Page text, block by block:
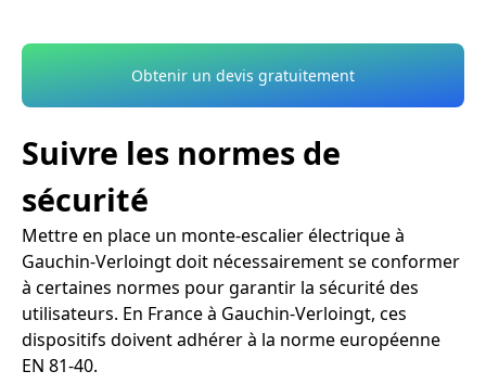
Obtenir un devis gratuitement
Suivre les normes de
sécurité
Mettre en place un monte-escalier électrique à
Gauchin-Verloingt doit nécessairement se conformer
à certaines normes pour garantir la sécurité des
utilisateurs. En France à Gauchin-Verloingt, ces
dispositifs doivent adhérer à la norme européenne
EN 81-40.